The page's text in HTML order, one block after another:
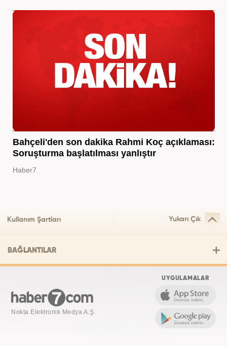
Bahçeli'den son dakika Rahmi Koç açıklaması:
Soruşturma başlatılması yanlıştır
Haber7
Kullanım Şartları Yukarı Çık
BAĞLANTILAR
Nokta Elektronik Medya A.Ş.
UYGULAMALAR